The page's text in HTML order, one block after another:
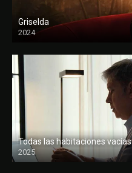
Griselda
2024
Todas las habitaciones vacías
2025
FULL HD